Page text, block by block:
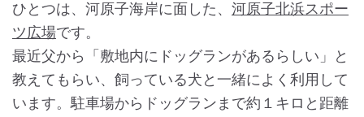
ひとつは、河原子海岸に面した、 河原子北浜スポー
ツ広場です。
最近父から「敷地内にドッグランがあるらしい」と
教えてもらい、飼っている犬と一緒によく利用して
います。駐車場からドッグランまで約１キロと距離